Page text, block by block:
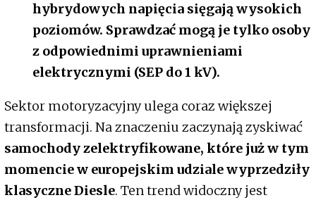
hybrydowych napięcia sięgają wysokich
poziomów. Sprawdzać mogą je tylko osoby
z odpowiednimi uprawnieniami
elektrycznymi (SEP do 1 kV).
Sektor motoryzacyjny ulega coraz większej
transformacji. Na znaczeniu zaczynają zyskiwać
samochody zelektryfikowane, które już w tym
momencie w europejskim udziale wyprzedziły
klasyczne Diesle. Ten trend widoczny jest